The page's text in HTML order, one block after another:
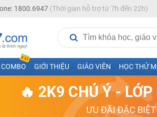
1800.6947(Thời gian hỗ trợ từ 7h đến 22h)
COMBO GIỚI THIỆU GIÁO VIÊN HỌC THỬ
🔥 2K9 CHÚ Ý -
ƯU ĐÃI ĐẶC
môn Toán - Lý - Hóa - Văn - Anh- Sinh-Sử-Địa cùng
Tiểu học và THCS năm học 2026-2027
cô giáo giỏi, nổi tiếng